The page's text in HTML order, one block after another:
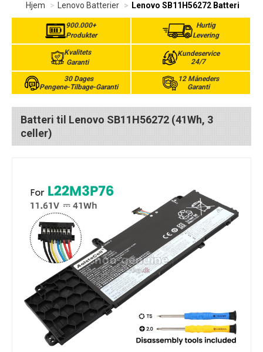
Hjem Lenovo Batterier Lenovo SB11H56272 Batteri
900.000+
Produkter
Hurtig
Levering
Kvalitets
Garanti
Kundeservice
24/7
30 Dages
Pengene-Tilbage-Garanti
12 Måneders
Garanti
Batteri til Lenovo SB11H56272 (41Wh, 3
celler)